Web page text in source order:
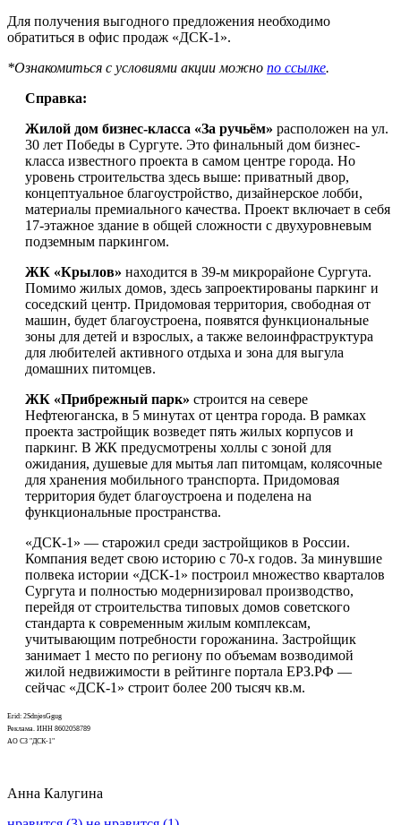
Для получения выгодного предложения необходимо
обратиться в офис продаж «ДСК-1».
*Ознакомиться с условиями акции можно по ссылке.
Справка:
Жилой дом бизнес-класса «За ручьём» расположен на ул.
30 лет Победы в Сургуте. Это финальный дом бизнес-
класса известного проекта в самом центре города. Но
уровень строительства здесь выше: приватный двор,
концептуальное благоустройство, дизайнерское лобби,
материалы премиального качества. Проект включает в себя
17-этажное здание в общей сложности с двухуровневым
подземным паркингом.
ЖК «Крылов» находится в 39-м микрорайоне Сургута.
Помимо жилых домов, здесь запроектированы паркинг и
соседский центр. Придомовая территория, свободная от
машин, будет благоустроена, появятся функциональные
зоны для детей и взрослых, а также велоинфраструктура
для любителей активного отдыха и зона для выгула
домашних питомцев.
ЖК «Прибрежный парк» строится на севере
Нефтеюганска, в 5 минутах от центра города. В рамках
проекта застройщик возведет пять жилых корпусов и
паркинг. В ЖК предусмотрены холлы с зоной для
ожидания, душевые для мытья лап питомцам, колясочные
для хранения мобильного транспорта. Придомовая
территория будет благоустроена и поделена на
функциональные пространства.
«ДСК-1» — старожил среди застройщиков в России.
Компания ведет свою историю с 70-х годов. За минувшие
полвека истории «ДСК-1» построил множество кварталов
Сургута и полностью модернизировал производство,
перейдя от строительства типовых домов советского
стандарта к современным жилым комплексам,
учитывающим потребности горожанина. Застройщик
занимает 1 место по региону по объемам возводимой
жилой недвижимости в рейтинге портала ЕРЗ.РФ —
сейчас «ДСК-1» строит более 200 тысяч кв.м.
Erid: 2SdnjesGgug
Реклама. ИНН 8602058789
АО СЗ "ДСК-1"
Анна Калугина